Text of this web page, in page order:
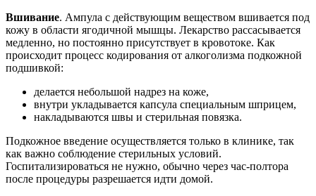
Вшивание. Ампула с действующим веществом вшивается под
кожу в области ягодичной мышцы. Лекарство рассасывается
медленно, но постоянно присутствует в кровотоке. Как
происходит процесс кодирования от алкоголизма подкожной
подшивкой:
делается небольшой надрез на коже,
внутри укладывается капсула специальным шприцем,
накладываются швы и стерильная повязка.
Подкожное введение осуществляется только в клинике, так
как важно соблюдение стерильных условий.
Госпитализироваться не нужно, обычно через час-полтора
после процедуры разрешается идти домой.